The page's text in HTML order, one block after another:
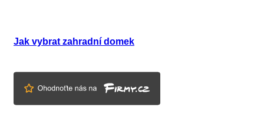
Jak vybrat zahradní domek